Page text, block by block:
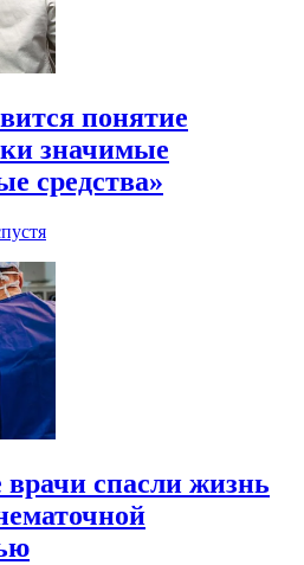
понятие
значимые
средства»
спасли жизнь